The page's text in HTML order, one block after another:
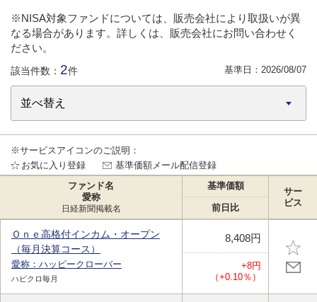
※NISA対象ファンドについては、販売会社により取扱いが異
なる場合があります。詳しくは、販売会社にお問い合わせく
ださい。
該当件数： 2件 基準日： 2026/08/07
※サービスアイコンのご説明：
お気に入り登録
基準価額メール配信登録
ファンド名
愛称
日経新聞掲載名
基準価額
サー
ビス
前日比
Ｏｎｅ高格付インカム・オープン
（毎月決算コース）
愛称：ハッピークローバー
ハピクロ毎月
8,408円
+8円
（+0.10％）